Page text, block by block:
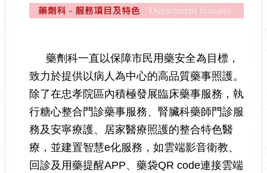
藥劑科一直以保障市民用藥安全為目標，
致力於提供以病人為中心的高品質藥事照護。
除了在忠孝院區內積極發展臨床藥事服務，執
行糖心整合門診藥事服務、腎臟科藥師門診服
務及安寧療護、居家醫療照護的整合特色醫
療，並建置智慧e化服務，如雲端影音衛教、
回診及用藥提醒APP、藥袋QR code連接雲端